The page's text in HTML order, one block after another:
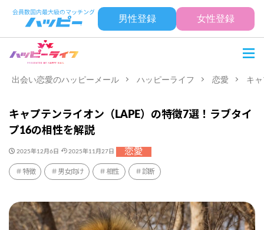
男性登録 女性登録
出会い恋愛のハッピーメール ハッピーライフ 恋愛 キ
キャプテンライオン（LAPE）の特徴7選！ラブタイ
プ16の相性を解説
2025年12月6日 2025年11月27日 恋愛
特徴 男女向け 相性 診断